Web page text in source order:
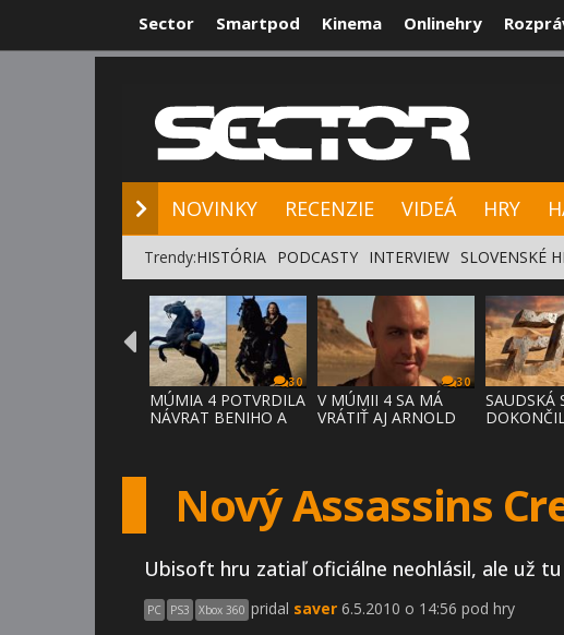
Sector Smartpod Kinema Onlinehry
NOVINKY RECENZIE VIDEÁ HRY
Trendy:HISTÓRIA PODCASTY INTERVIEW SLOVENSKÉ
30
MÚMIA 4 POTVRDILA
NÁVRAT BENIHO A
30
V MÚMII 4 SA MÁ
VRÁTIŤ AJ ARNOLD
SAUDSKÁ
Nový Assassins
Ubisoft hru zatiaľ oficiálne neohlásil, ale už
PC PS3 Xbox 360 pridal saver 6.5.2010 o 14:56 pod hry